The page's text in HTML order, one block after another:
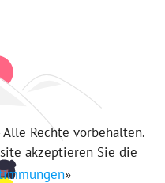
Rechte vorbehalten.
akzeptieren Sie die
»